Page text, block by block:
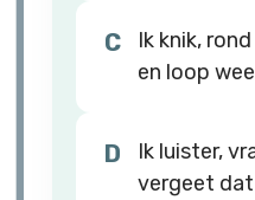
C
Ik knik,
en loop
D
Ik luister,
vergeet